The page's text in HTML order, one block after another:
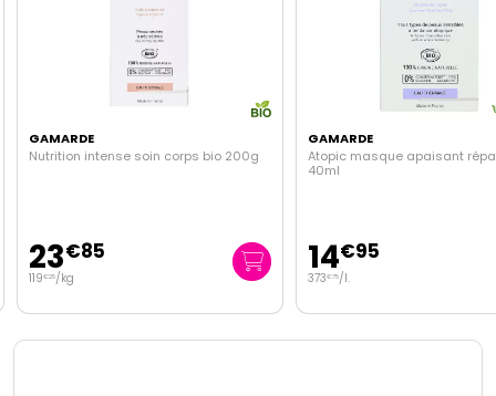
GAMARDE
Nutrition intense soin corps bio 200g
23€85
119€25/kg
GAMARDE
Atopic masque apaisant
40ml
14€95
373€75/l.